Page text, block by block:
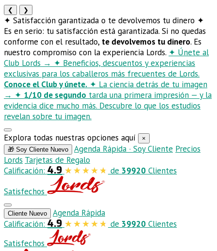
❮ ❯
✦ Satisfacción garantizada o te devolvemos tu dinero ✦
Es en serio: tu satisfacción está garantizada. Si no quedas
conforme con el resultado, te devolvemos tu dinero. Es
nuestro compromiso con la experiencia Lords. ✦ Únete al
Club Lords → ✦ Beneficios, descuentos y experiencias
exclusivas para los caballeros más frecuentes de Lords.
Conoce el Club y únete. ✦ La ciencia detrás de tu imagen
→ ✦ 1/10 de segundo tarda una primera impresión — y la
evidencia dice mucho más. Descubre lo que los estudios
revelan sobre tu imagen.
Explora todas nuestras opciones aquí
×
🎁 Soy Cliente Nuevo
Agenda Rápida · Soy Cliente Precios
Lords Tarjetas de Regalo
Calificación: 4.9 de 39920 Clientes
Satisfechos
Cliente Nuevo
Agenda Rápida
Calificación: 4.9 de 39920 Clientes
Satisfechos